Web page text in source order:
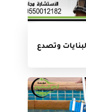
وتصدع